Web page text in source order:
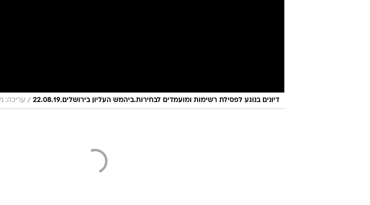
דיונים בנוגע לפסילת רשימות ומועמדים לבחירות.ביהמש העליון בירושלים.22.08.19 / עריכה: